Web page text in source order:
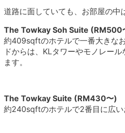
道路に面していても、お部屋の中
The Towkay Soh Suite (RM500
約409sqftのホテルで一番大きな
ドからは、KLタワーやモノレー
ます。
The Towkay Suite (RM430〜)
約240sqftのホテルで2番目に広い